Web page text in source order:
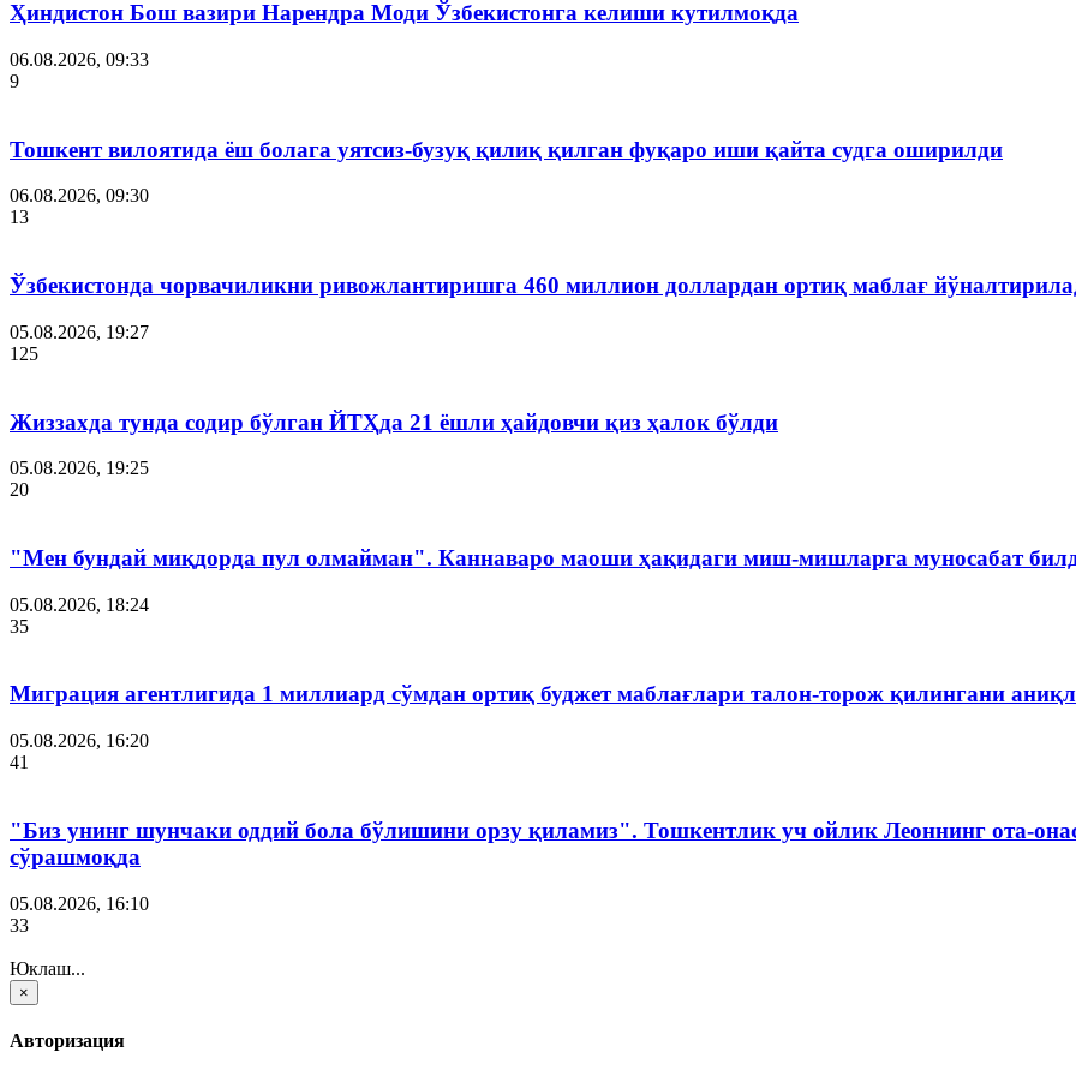
Ҳиндистон Бош вазири Нарендра Моди Ўзбекистонга келиши кутилмоқда
06.08.2026, 09:33
9
Тошкент вилоятида ёш болага уятсиз-бузуқ қилиқ қилган фуқаро иши қайта судга оширилди
06.08.2026, 09:30
13
Ўзбекистонда чорвачиликни ривожлантиришга 460 миллион доллардан ортиқ маблағ
05.08.2026, 19:27
125
Жиззахда тунда содир бўлган ЙТҲда 21 ёшли ҳайдовчи қиз ҳалок бўлди
05.08.2026, 19:25
20
"Мен бундай миқдорда пул олмайман". Каннаваро маоши ҳақидаги миш-мишларга муносабат
05.08.2026, 18:24
35
Миграция агентлигида 1 миллиард сўмдан ортиқ буджет маблағлари талон-торож қилингани
05.08.2026, 16:20
41
"Биз унинг шунчаки оддий бола бўлишини орзу қиламиз". Тошкентлик уч ойлик Леоннинг ота-
сўрашмоқда
05.08.2026, 16:10
33
Юклаш...
×
Авторизация